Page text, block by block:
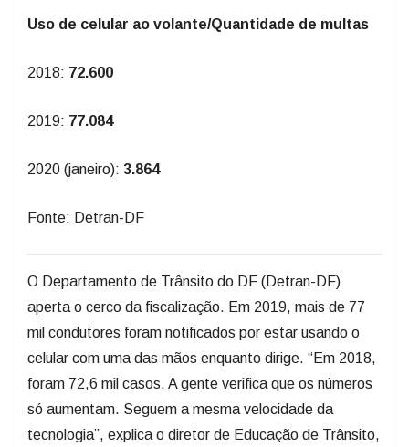
Uso de celular ao volante/Quantidade de multas
2018: 72.600
2019: 77.084
2020 (janeiro): 3.864
Fonte: Detran-DF
O Departamento de Trânsito do DF (Detran-DF)
aperta o cerco da fiscalização. Em 2019, mais de 77
mil condutores foram notificados por estar usando o
celular com uma das mãos enquanto dirige. “Em 2018,
foram 72,6 mil casos. A gente verifica que os números
só aumentam. Seguem a mesma velocidade da
tecnologia”, explica o diretor de Educação de Trânsito,